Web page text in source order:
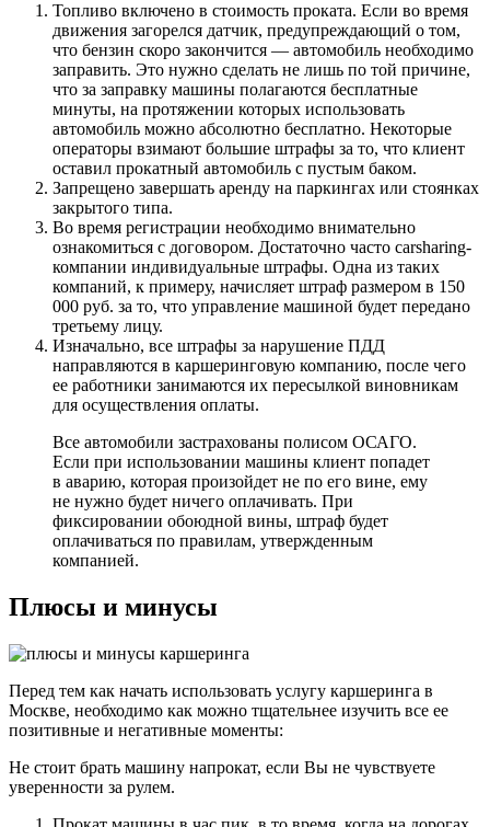
Топливо включено в стоимость проката. Если во время
движения загорелся датчик, предупреждающий о том,
что бензин скоро закончится — автомобиль необходимо
заправить. Это нужно сделать не лишь по той причине,
что за заправку машины полагаются бесплатные
минуты, на протяжении которых использовать
автомобиль можно абсолютно бесплатно. Некоторые
операторы взимают большие штрафы за то, что клиент
оставил прокатный автомобиль с пустым баком.
Запрещено завершать аренду на паркингах или стоянках
закрытого типа.
Во время регистрации необходимо внимательно
ознакомиться с договором. Достаточно часто carsharing-
компании индивидуальные штрафы. Одна из таких
компаний, к примеру, начисляет штраф размером в 150
000 руб. за то, что управление машиной будет передано
третьему лицу.
Изначально, все штрафы за нарушение ПДД
направляются в каршеринговую компанию, после чего
ее работники занимаются их пересылкой виновникам
для осуществления оплаты.
Все автомобили застрахованы полисом ОСАГО.
Если при использовании машины клиент попадет
в аварию, которая произойдет не по его вине, ему
не нужно будет ничего оплачивать. При
фиксировании обоюдной вины, штраф будет
оплачиваться по правилам, утвержденным
компанией.
Плюсы и минусы
Перед тем как начать использовать услугу каршеринга в
Москве, необходимо как можно тщательнее изучить все ее
позитивные и негативные моменты:
Не стоит брать машину напрокат, если Вы не чувствуете
уверенности за рулем.